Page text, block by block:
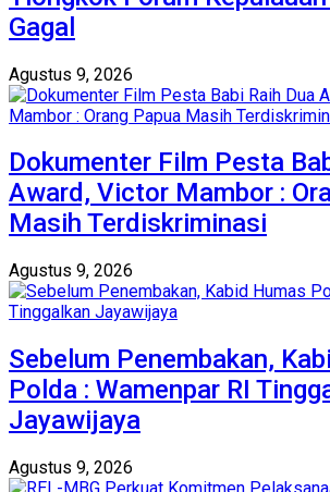
Gagal
Agustus 9, 2026
Dokumenter Film Pesta
Award, Victor Mambor :
Masih Terdiskriminasi
Agustus 9, 2026
Sebelum Penembakan,
Polda : Wamenpar RI
Jayawijaya
Agustus 9, 2026